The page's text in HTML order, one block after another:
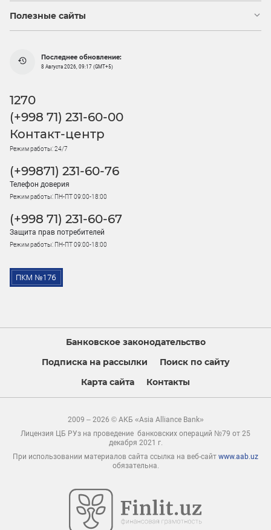
Полезные сайты
Последнее обновление:
8 Августа 2026, 09:17 (GMT+5)
1270
(+998 71) 231-60-00
Контакт-центр
Режим работы: 24/7
(+99871) 231-60-76
Телефон доверия
Режим работы: ПН-ПТ 09:00-18:00
(+998 71) 231-60-67
Защита прав потребителей
Режим работы: ПН-ПТ 09:00-18:00
Банковское законодательство
Подписка на рассылки
Поиск по сайту
Карта сайта
Контакты
2009 – 2026 © АКБ «Asia Alliance Bank»
Лицензия ЦБ РУз на проведение банковских операций №79 от 25
декабря 2021 г.
При использовании материалов сайта ссылка на веб-сайт www.aab.uz
обязательна.